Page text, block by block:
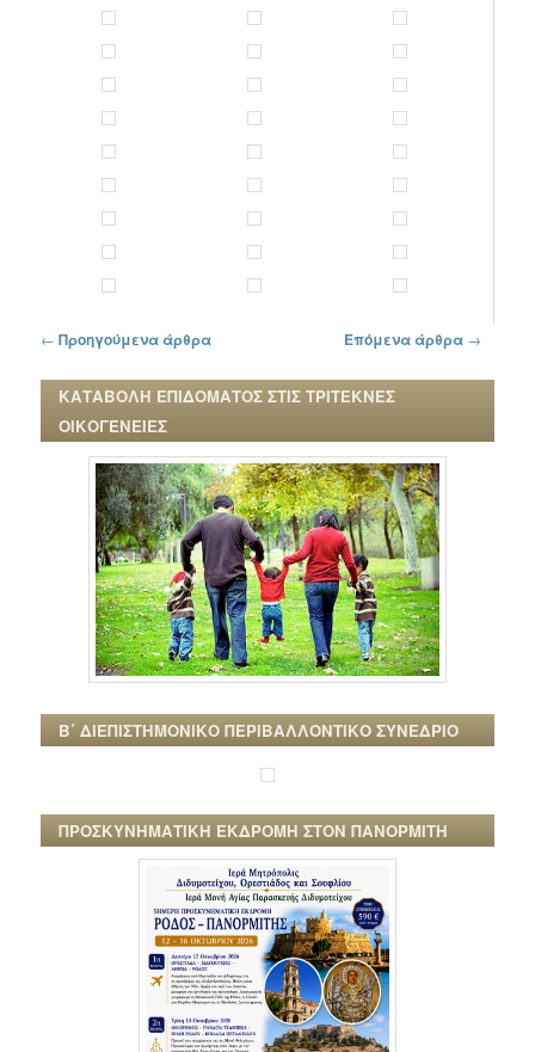
Πλοήγηση στα άρθρα
← Προηγούμενα άρθρα Επόμενα άρθρα →
ΚΑΤΑΒΟΛΗ ΕΠΙΔΟΜΑΤΟΣ ΣΤΙΣ ΤΡΙΤΕΚΝΕΣ
ΟΙΚΟΓΕΝΕΙΕΣ
Β΄ ΔΙΕΠΙΣΤΗΜΟΝΙΚΟ ΠΕΡΙΒΑΛΛΟΝΤΙΚΟ ΣΥΝΕΔΡΙΟ
ΠΡΟΣΚΥΝΗΜΑΤΙΚΗ ΕΚΔΡΟΜΗ ΣΤΟΝ ΠΑΝΟΡΜΙΤΗ